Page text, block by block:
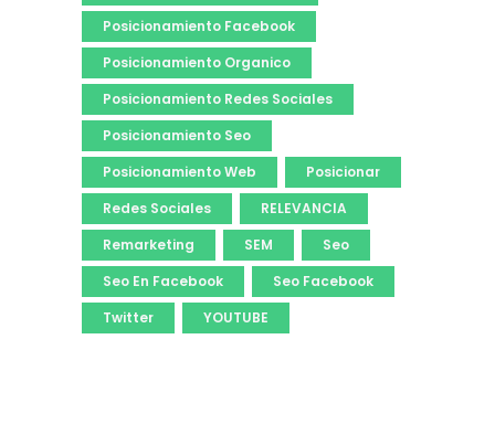
Posicionamiento Facebook
Posicionamiento Organico
Posicionamiento Redes Sociales
Posicionamiento Seo
Posicionamiento Web
Posicionar
Redes Sociales
RELEVANCIA
Remarketing
SEM
Seo
Seo En Facebook
Seo Facebook
Twitter
YOUTUBE